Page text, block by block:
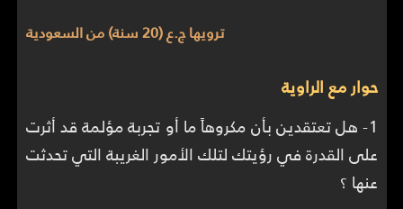
ترويها ج.ع (20 سنة) من السعودية
حوار مع الراوية
1- هل تعتقدين بأن مكروهاً ما أو تجربة مؤلمة قد أثرت
على القدرة في رؤيتك لتلك الأمور الغريبة التي تحدثت
عنها ؟